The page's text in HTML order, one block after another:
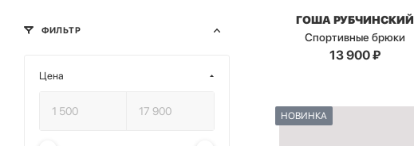
ГОША РУБЧИНСКИЙ
Спортивные брюки
13 900₽
НОВИНКА
ФИЛЬТР
Цена